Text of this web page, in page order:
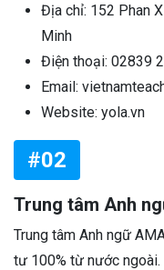
Địa chỉ: 152 Phan
Minh
Điện thoại: 02839
Email:
Website: yola.vn
#02
Trung tâm Anh
Trung tâm Anh ngữ
tư 100% từ nước